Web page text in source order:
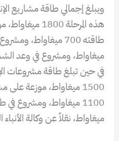
ويبلغ إجمالي طاقة مشاريع
هذه المرحلة
في حين تبلغ طاقة مشروعات
1500 ميغاواط، موزعة
ميغاواط، نقلاً عن وكالة